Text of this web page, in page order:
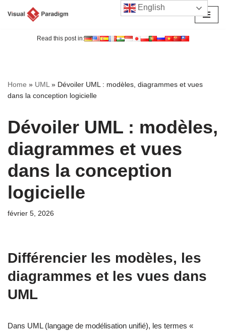
Read this post in:
Home » UML» Dévoiler UML : modèles, diagrammes et vues
dans la conception logicielle
Dévoiler UML : modèles,
diagrammes et vues
dans la conception
logicielle
février 5, 2026
Différencier les modèles, les
diagrammes et les vues dans
UML
Dans UML (langage de modélisation unifié), les termes «
English